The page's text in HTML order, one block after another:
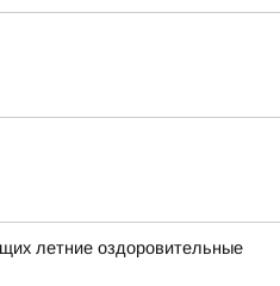
летние оздоровительные